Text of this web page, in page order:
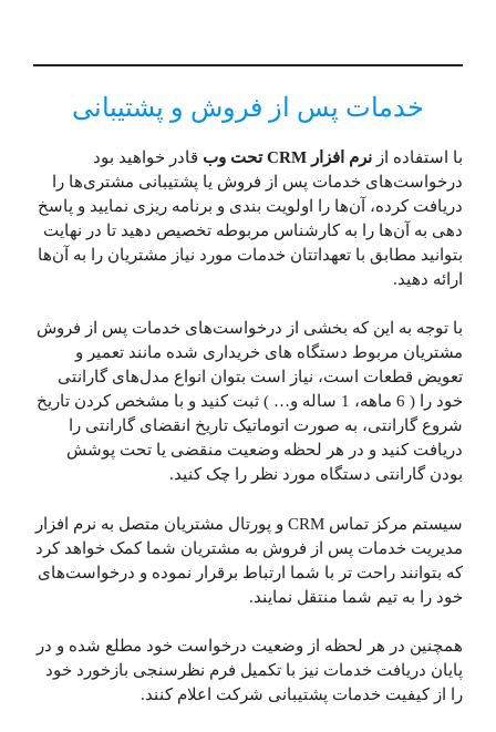
خدمات پس‌ از‌ فروش و پشتیبانی
با استفاده از نرم افزار CRM تحت وب
قادر خواهید بود
درخواست‌های خدمات پس از فروش یا پشتیبانی مشتری‌ها را
دریافت کرده، آن‌ها را اولویت بندی و برنامه ریزی نمایید و پاسخ
دهی به آن‌ها را به کارشناس مربوطه تخصیص دهید تا در نهایت
بتوانید مطابق با تعهداتتان خدمات مورد نیاز مشتریان را به آن‌ها
ارائه دهید.
با توجه به این‌ که بخشی از درخواست‌های خدمات پس از فروش
مشتریان مربوط دستگاه های خریداری شده مانند تعمیر و
تعویض قطعات است، نیاز است بتوان انواع مدل‌های گارانتی
خود را ( 6 ماهه، 1 ساله و… ) ثبت کنید و با مشخص کردن تاریخ
شروع گارانتی، به صورت اتوماتیک تاریخ انقضای گارانتی را
دریافت کنید و در هر لحظه وضعیت منقضی یا تحت پوشش
بودن گارانتی دستگاه مورد نظر را چک کنید.
سیستم مرکز تماس CRM و پورتال مشتریان متصل به نرم افزار
مدیریت خدمات پس از فروش به مشتریان شما کمک خواهد کرد
که بتوانند راحت تر با شما ارتباط برقرار نموده و درخواست‌های
خود را به تیم شما منتقل نمایند.
همچنین در هر لحظه از وضعیت درخواست خود مطلع شده و در
پایان دریافت خدمات نیز با تکمیل فرم نظرسنجی بازخورد خود
را از کیفیت خدمات پشتیبانی شرکت اعلام کنند.